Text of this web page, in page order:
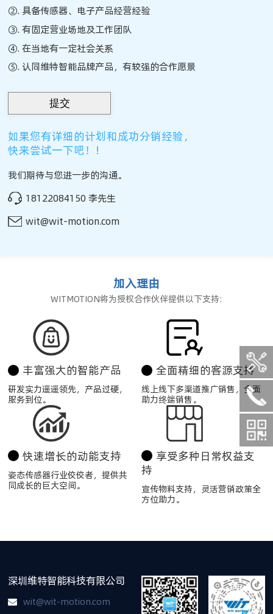
②. 具备传感器、电子产品经营经验
③. 有固定营业场地及工作团队
④. 在当地有一定社会关系
⑤. 认同维特智能品牌产品，有较强的合作愿景
如果您有详细的计划和成功分销经验，
快来尝试一下吧！!
我们期待与您进一步的沟通。
18122084150 李先生
wit@wit-motion.com
加入理由
WITMOTION将为授权合作伙伴提供以下支持:
丰富强大的智能产品
研发实力遥遥领先，产品过硬，
服务到位。
全面精细的客源支持
线上线下多渠道推广销售，全面
助力终端销售。
快速增长的动能支持
姿态传感器行业佼佼者，提供共
同成长的巨大空间。
享受多种日常权益支
持
宣传物料支持，灵活营销政策全
方位助力。
深圳维特智能科技有限公司
wit@wit-motion.com